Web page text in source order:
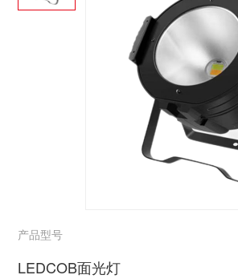
产品型号
LEDCOB面光灯